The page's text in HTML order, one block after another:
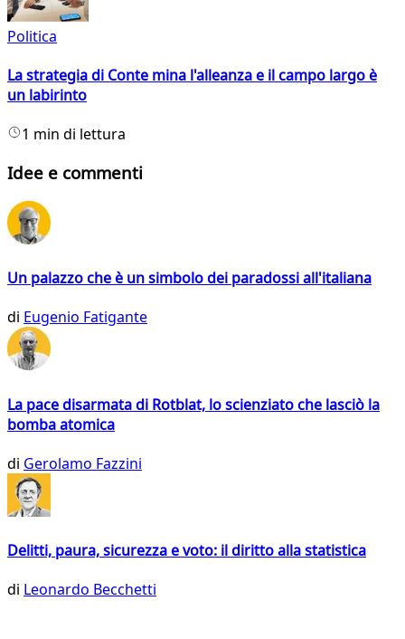
Politica
La strategia di Conte mina l'alleanza e il campo largo è
un labirinto
1 min di lettura
Idee e commenti
Un palazzo che è un simbolo dei paradossi all'italiana
di Eugenio Fatigante
La pace disarmata di Rotblat, lo scienziato che lasciò la
bomba atomica
di Gerolamo Fazzini
Delitti, paura, sicurezza e voto: il diritto alla statistica
di Leonardo Becchetti